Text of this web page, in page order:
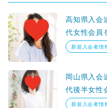
高知県入会
代女性会員
新規入会者情
岡山県入会
代後半女性
新規入会者情